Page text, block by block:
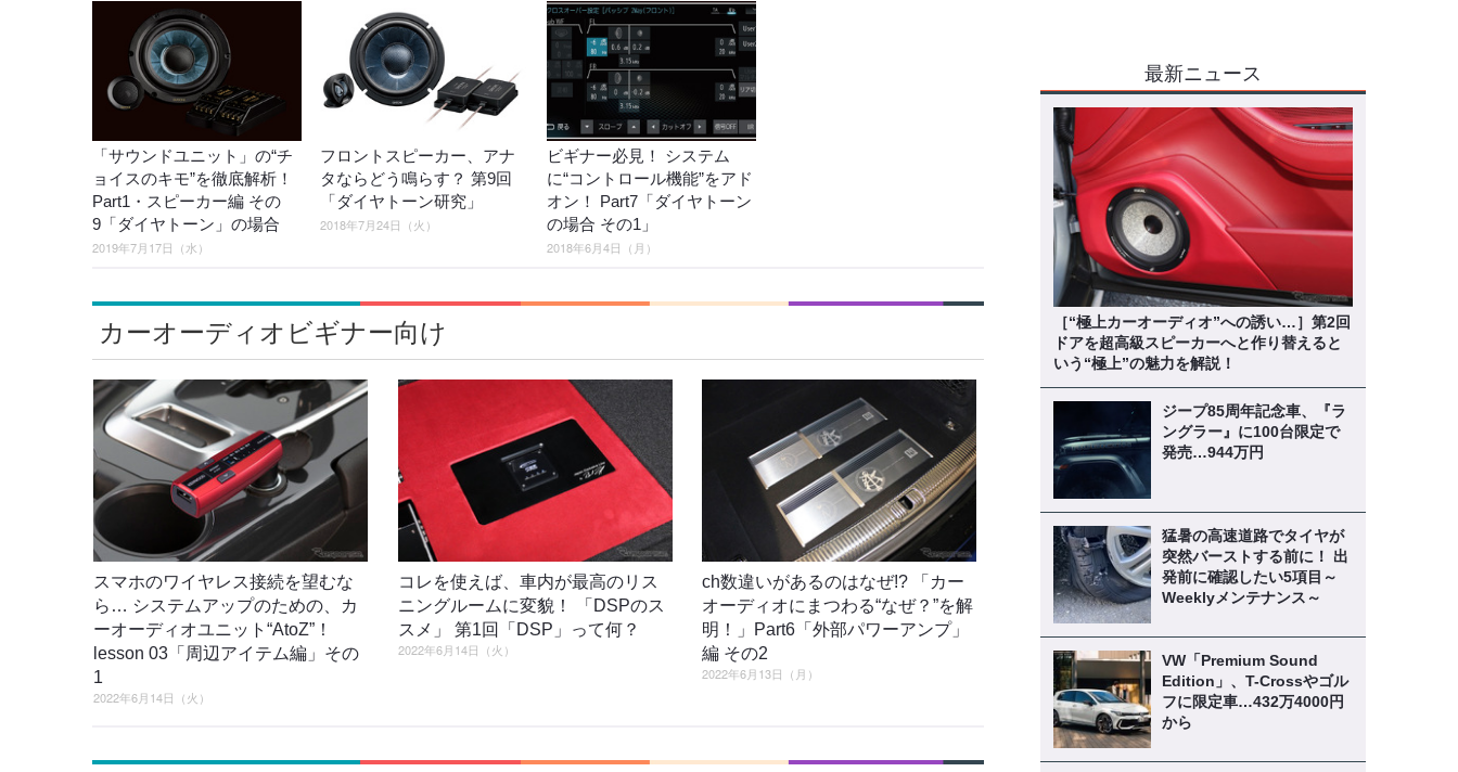
「サウンドユニット」の“チ
ョイスのキモ”を徹底解析！
Part1・スピーカー編 その
9「ダイヤトーン」の場合
2019年7月17日（水）
フロントスピーカー、アナ
タならどう鳴らす？ 第9回
「ダイヤトーン研究」
2018年7月24日（火）
ビギナー必見！ システム
に“コントロール機能”をアド
オン！ Part7「ダイヤトーン
の場合 その1」
2018年6月4日（月）
カーオーディオビギナー向け
スマホのワイヤレス接続を望むな
ら… システムアップのための、カ
ーオーディオユニット“AtoZ”！
lesson 03「周辺アイテム編」その
1
2022年6月14日（火）
コレを使えば、車内が最高のリス
ニングルームに変貌！ 「DSPのス
スメ」 第1回「DSP」って何？
2022年6月14日（火）
ch数違いがあるのはなぜ!? 「カー
オーディオにまつわる“なぜ？”を解
明！」Part6「外部パワーアンプ」
編 その2
2022年6月13日（月）
最新ニュース
［“極上カーオーディオ”への誘い…］第2回
ドアを超高級スピーカーへと作り替えると
いう“極上”の魅力を解説！
ジープ85周年記念車、『ラ
ングラー』に100台限定で
発売…944万円
猛暑の高速道路でタイヤが
突然バーストする前に！ 出
発前に確認したい5項目～
Weeklyメンテナンス～
VW「Premium Sound
Edition」、T-Crossやゴル
フに限定車…432万4000円
から